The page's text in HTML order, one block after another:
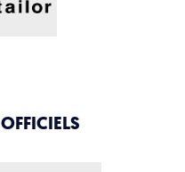
OFFICIELS